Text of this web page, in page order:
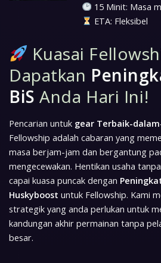
15 Minit: Masa
ETA: Fleksibel
Kuasai
Dapatkan
BiS Anda Hari Ini!
Pencarian untuk gear Terbaik-
Fellowship adalah cabaran yang
masa berjam-jam dan bergantung
mengecewakan. Hentikan usaha
capai kuasa puncak dengan
Huskyboost untuk Fellowship. Kami
strategik yang anda perlukan untuk
kandungan akhir permainan tanpa
besar.